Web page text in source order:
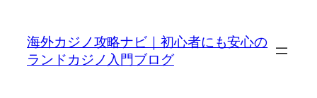
海外カジノ攻略ナビ｜初心者にも安心の
ランドカジノ入門ブログ